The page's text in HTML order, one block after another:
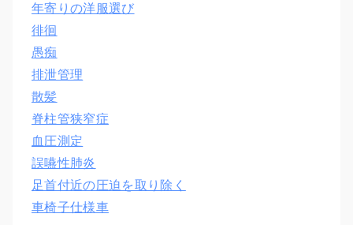
年寄りの洋服選び
徘徊
愚痴
排泄管理
散髪
脊柱管狭窄症
血圧測定
誤嚥性肺炎
足首付近の圧迫を取り除く
車椅子仕様車